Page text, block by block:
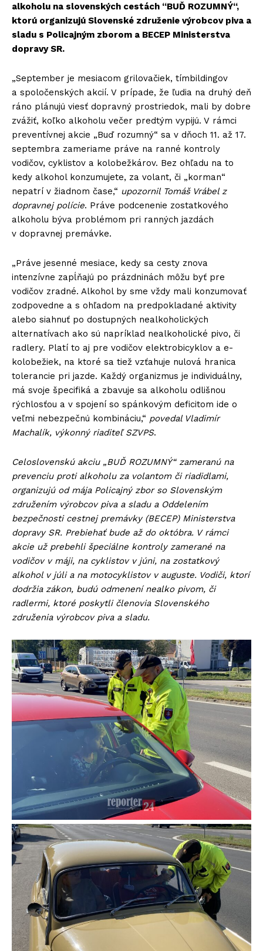
alkoholu na slovenských cestách “BUĎ ROZUMNÝ“,
ktorú organizujú Slovenské združenie výrobcov piva a
sladu s Policajným zborom a BECEP Ministerstva
dopravy SR.
„September je mesiacom grilovačiek, tímbildingov
a spoločenských akcií. V prípade, že ľudia na druhý deň
ráno plánujú viesť dopravný prostriedok, mali by dobre
zvážiť, koľko alkoholu večer predtým vypijú. V rámci
preventívnej akcie „Buď rozumný“ sa v dňoch 11. až 17.
septembra zameriame práve na ranné kontroly
vodičov, cyklistov a kolobežkárov. Bez ohľadu na to
kedy alkohol konzumujete, za volant, či „korman“
nepatrí v žiadnom čase,“ upozornil Tomáš Vrábel z
dopravnej polície. Práve podcenenie zostatkového
alkoholu býva problémom pri ranných jazdách
v dopravnej premávke.
„Práve jesenné mesiace, kedy sa cesty znova
intenzívne zapĺňajú po prázdninách môžu byť pre
vodičov zradné. Alkohol by sme vždy mali konzumovať
zodpovedne a s ohľadom na predpokladané aktivity
alebo siahnuť po dostupných nealkoholických
alternatívach ako sú napríklad nealkoholické pivo, či
radlery. Platí to aj pre vodičov elektrobicyklov a e-
kolobežiek, na ktoré sa tiež vzťahuje nulová hranica
tolerancie pri jazde. Každý organizmus je individuálny,
má svoje špecifiká a zbavuje sa alkoholu odlišnou
rýchlosťou a v spojení so spánkovým deficitom ide o
veľmi nebezpečnú kombináciu,“ povedal Vladimír
Machalík, výkonný riaditeľ SZVPS.
Celoslovenskú akciu „BUĎ ROZUMNÝ“ zameranú na
prevenciu proti alkoholu za volantom či riadidlami,
organizujú od mája Policajný zbor so Slovenským
združením výrobcov piva a sladu a Oddelením
bezpečnosti cestnej premávky (BECEP) Ministerstva
dopravy SR. Prebiehať bude až do októbra. V rámci
akcie už prebehli špeciálne kontroly zamerané na
vodičov v máji, na cyklistov v júni, na zostatkový
alkohol v júli a na motocyklistov v auguste. Vodiči, ktorí
dodržia zákon, budú odmenení nealko pivom, či
radlermi, ktoré poskytli členovia Slovenského
združenia výrobcov piva a sladu.